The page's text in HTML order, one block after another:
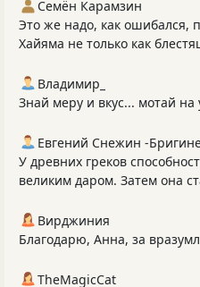
Семён Карамзин
Это же надо, как ошибался,
Хайяма не только как
Владимир_
Знай меру и вкус... мотай на
Евгений Снежин -
У древних греков
великим даром. Затем она
Вирджиния
Благодарю, Анна, за
TheMagicCat